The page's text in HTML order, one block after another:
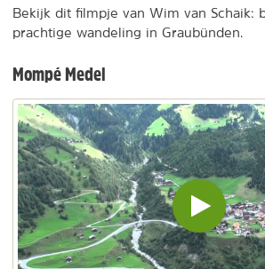
Bekijk dit filmpje van Wim van Schaik:
prachtige wandeling in Graubünden.
Mompé Medel
Video
inladen
en
afspelen